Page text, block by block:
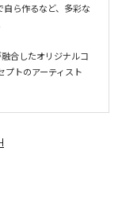
自ら作るなど、多彩な
合したオリジナルコ
プトのアーティスト